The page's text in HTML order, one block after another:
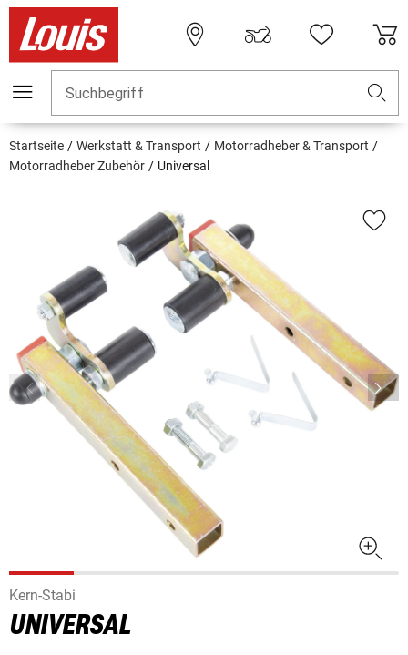
Suchbegriff
Startseite Werkstatt & Transport
Motorradheber & Transport
Motorradheber Zubehör
Universal
Kern-Stabi
UNIVERSAL